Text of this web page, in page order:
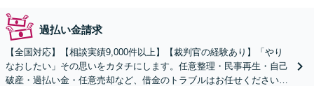
過払い金請求
【全国対応】【相談実績9,000件以上】【裁判官の経験あり】「やり
なおしたい」その思いをカタチにします。任意整理・民事再生・自己
破産・過払い金・任意売却など、借金のトラブルはお任せください。